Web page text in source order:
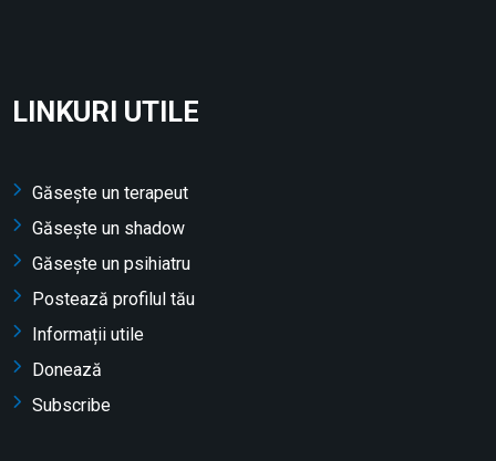
LINKURI UTILE
Găsește un terapeut
Găsește un shadow
Găsește un psihiatru
Postează profilul tău
Informații utile
Donează
Subscribe